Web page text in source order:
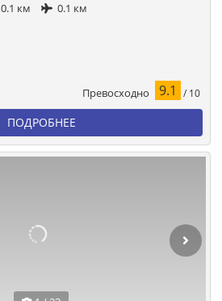
0.1 км
0.1 км
Превосходно 9.1 / 10
ПОДРОБНЕЕ